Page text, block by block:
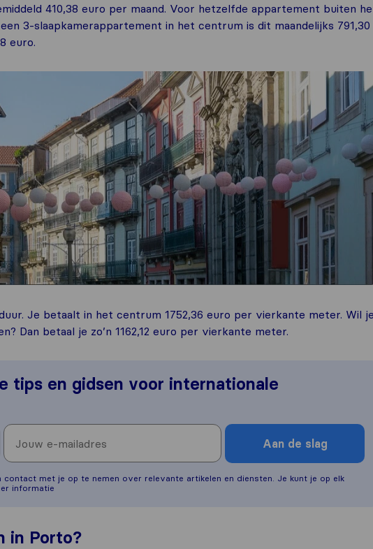
410,38 euro per maand. Voor hetzelfde appartement buiten
3-slaapkamerappartement in het centrum is dit maandelijks 791,30
euro.
Je betaalt in het centrum 1752,36 euro per vierkante meter. Wil
Dan betaal je zo’n 1162,12 euro per vierkante meter.
tips en gidsen voor internationale
Aan de slag
met je op te nemen over relevante artikelen en diensten. Je kunt je op elk
informatie
in Porto?